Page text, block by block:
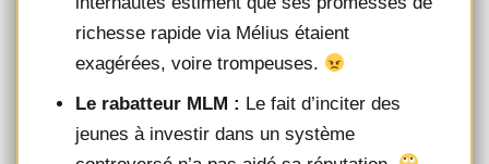
richesse rapide via Mélius étaient
exagérées, voire trompeuses.
Le rabatteur MLM : Le fait d’inciter des
jeunes à investir dans un système